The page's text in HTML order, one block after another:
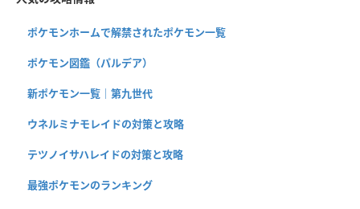
ポケモンホームで解禁されたポケモン一覧
ポケモン図鑑（パルデア）
新ポケモン一覧｜第九世代
ウネルミナモレイドの対策と攻略
テツノイサハレイドの対策と攻略
最強ポケモンのランキング